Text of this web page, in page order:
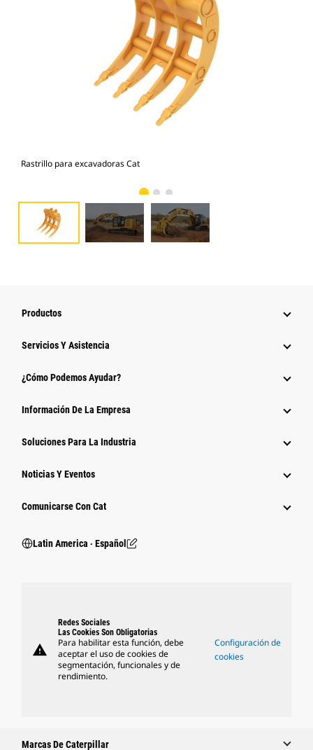
Rastrillo para excavadoras Cat
Productos
Servicios Y Asistencia
¿Cómo Podemos Ayudar?
Información De La Empresa
Soluciones Para La Industria
Noticias Y Eventos
Comunicarse Con Cat
Latin America ‧ Español
warning
Redes Sociales
Las Cookies Son Obligatorias
Para habilitar esta función, debe
aceptar el uso de cookies de
segmentación, funcionales y de
rendimiento.
Configuración de
cookies
Marcas De Caterpillar